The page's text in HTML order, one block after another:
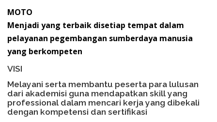
MOTO
Menjadi yang terbaik disetiap tempat dalam
pelayanan pegembangan sumberdaya manusia
yang berkompeten
VISI
Melayani serta membantu peserta para lulusan
dari akademisi guna mendapatkan skill yang
professional dalam mencari kerja yang dibekali
dengan kompetensi dan sertifikasi